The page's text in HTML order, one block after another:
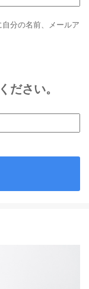
分の名前、メールア
ださい。